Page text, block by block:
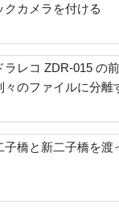
クカメラを付ける
ラレコ ZDR-015 の
々のファイルに分離
子橋と新二子橋を渡